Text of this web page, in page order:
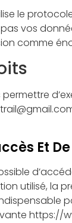
le
vos
comme
Et
utilisé, la